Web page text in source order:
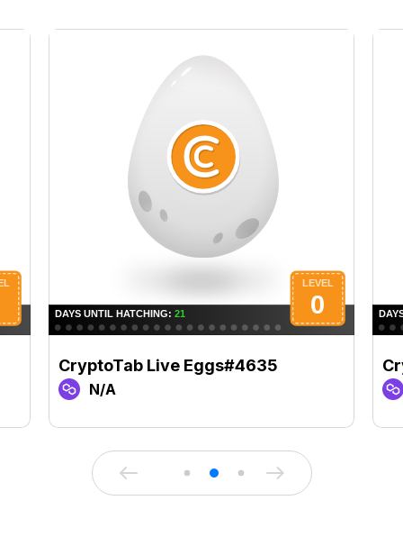
CryptoTab Live Eggs#4635
N/A